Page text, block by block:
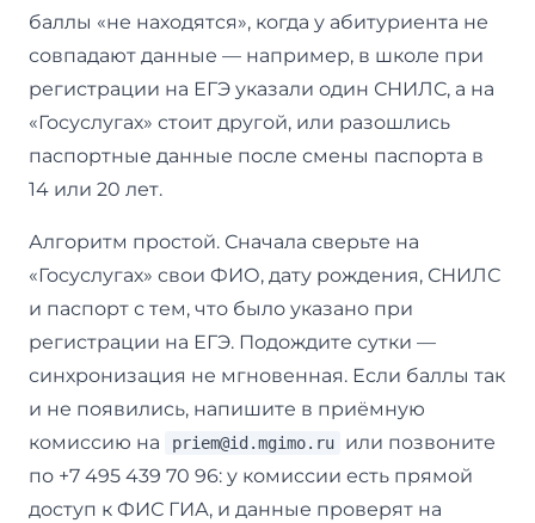
баллы «не находятся», когда у абитуриента не
совпадают данные — например, в школе при
регистрации на ЕГЭ указали один СНИЛС, а на
«Госуслугах» стоит другой, или разошлись
паспортные данные после смены паспорта в
14 или 20 лет.
Алгоритм простой. Сначала сверьте на
«Госуслугах» свои ФИО, дату рождения, СНИЛС
и паспорт с тем, что было указано при
регистрации на ЕГЭ. Подождите сутки —
синхронизация не мгновенная. Если баллы так
и не появились, напишите в приёмную
комиссию на
priem@id.mgimo.ru
или позвоните
по +7 495 439 70 96: у комиссии есть прямой
доступ к ФИС ГИА, и данные проверят на